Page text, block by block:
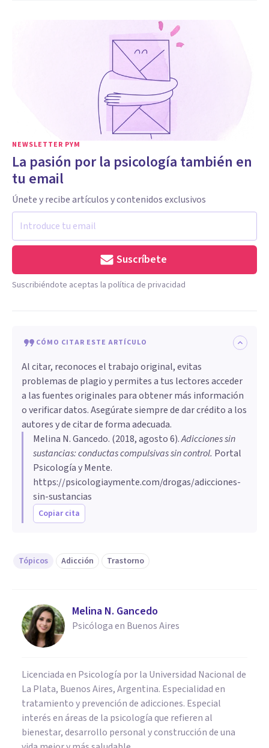
NEWSLETTER PYM
La pasión por la psicología también en
tu email
Únete y recibe artículos y contenidos exclusivos
Suscríbete
Suscribiéndote aceptas la política de privacidad
CÓMO CITAR ESTE ARTÍCULO
Al citar, reconoces el trabajo original, evitas
problemas de plagio y permites a tus lectores acceder
a las fuentes originales para obtener más información
o verificar datos. Asegúrate siempre de dar crédito a los
autores y de citar de forma adecuada.
Melina N. Gancedo. (2018, agosto 6).Adicciones sin
sustancias: conductas compulsivas sin control. Portal
Psicología y Mente.
https://psicologiaymente.com/drogas/adicciones-
sin-sustancias
Copiar cita
Tópicos Adicción Trastorno
Melina N. Gancedo
Psicóloga en Buenos Aires
Licenciada en Psicología por la Universidad Nacional de
La Plata, Buenos Aires, Argentina. Especialidad en
tratamiento y prevención de adicciones. Especial
interés en áreas de la psicología que refieren al
bienestar, desarrollo personal y construcción de una